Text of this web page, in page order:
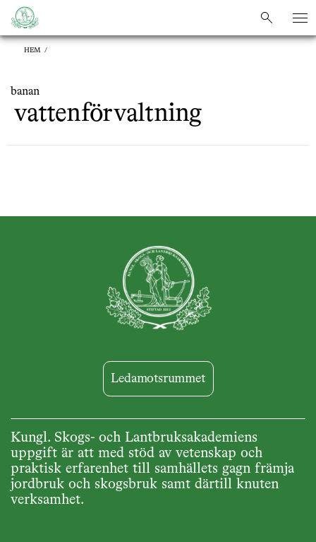
sök
sök
HEM /
banan
vattenförvaltning
Ledamotsrummet
Kungl. Skogs- och Lantbruksakademiens
uppgift är att med stöd av vetenskap och
praktisk erfarenhet till samhällets gagn främja
jordbruk och skogsbruk samt därtill knuten
verksamhet.